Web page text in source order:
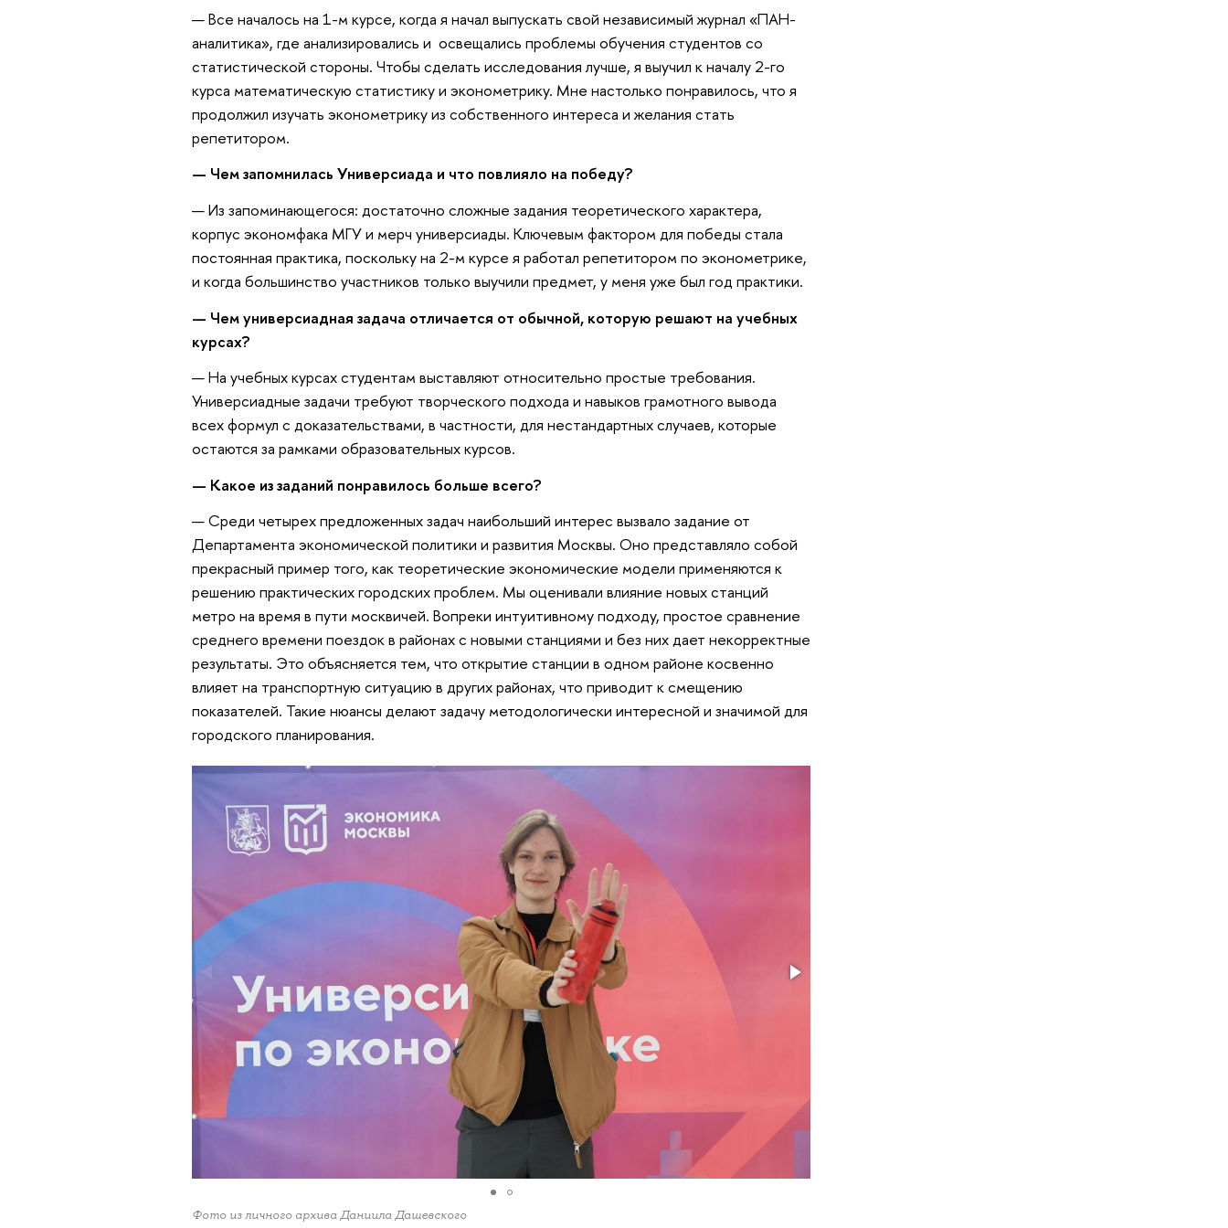
— Все началось на 1-м курсе, когда я начал выпускать свой независимый журнал «ПАН-
аналитика», где анализировались и освещались проблемы обучения студентов со
статистической стороны. Чтобы сделать исследования лучше, я выучил к началу 2-го
курса математическую статистику и эконометрику. Мне настолько понравилось, что я
продолжил изучать эконометрику из собственного интереса и желания стать
репетитором.
— Чем запомнилась Универсиада и что повлияло на победу?
— Из запоминающегося: достаточно сложные задания теоретического характера,
корпус экономфака МГУ и мерч универсиады. Ключевым фактором для победы стала
постоянная практика, поскольку на 2-м курсе я работал репетитором по эконометрике,
и когда большинство участников только выучили предмет, у меня уже был год практики.
— Чем универсиадная задача отличается от обычной, которую решают на учебных
курсах?
— На учебных курсах студентам выставляют относительно простые требования.
Универсиадные задачи требуют творческого подхода и навыков грамотного вывода
всех формул с доказательствами, в частности, для нестандартных случаев, которые
остаются за рамками образовательных курсов.
— Какое из заданий понравилось больше всего?
— Среди четырех предложенных задач наибольший интерес вызвало задание от
Департамента экономической политики и развития Москвы. Оно представляло собой
прекрасный пример того, как теоретические экономические модели применяются к
решению практических городских проблем. Мы оценивали влияние новых станций
метро на время в пути москвичей. Вопреки интуитивному подходу, простое сравнение
среднего времени поездок в районах с новыми станциями и без них дает некорректные
результаты. Это объясняется тем, что открытие станции в одном районе косвенно
влияет на транспортную ситуацию в других районах, что приводит к смещению
показателей. Такие нюансы делают задачу методологически интересной и значимой для
городского планирования.
Фото из личного архива Даниила Дашевского